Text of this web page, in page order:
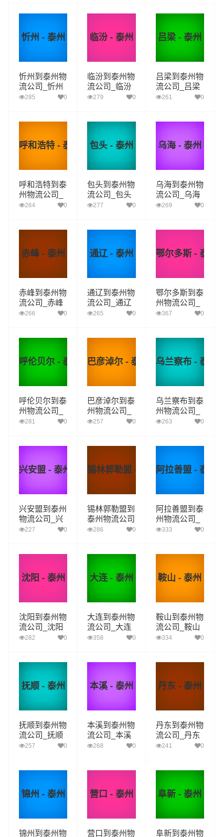
忻州 - 泰州
忻州到泰州物
流公司_忻州
到泰州货运_
285 0
临汾 - 泰州
临汾到泰州物
流公司_临汾
到泰州货运_
279 0
吕梁 - 泰州
吕梁到泰州物
流公司_吕梁
到泰州货运_
261 0
呼和浩特 - 泰州
呼和浩特到泰
州物流公司_
呼和浩特到泰
264 0
包头 - 泰州
包头到泰州物
流公司_包头
到泰州货运_
277 0
乌海 - 泰州
乌海到泰州物
流公司_乌海
到泰州货运_
269 0
赤峰 - 泰州
赤峰到泰州物
流公司_赤峰
到泰州货运_
266 0
通辽 - 泰州
通辽到泰州物
流公司_通辽
到泰州货运_
265 0
鄂尔多斯 - 泰州
鄂尔多斯到泰
州物流公司_
鄂尔多斯到泰
367 0
呼伦贝尔 - 泰州
呼伦贝尔到泰
州物流公司_
呼伦贝尔到泰
281 0
巴彦淖尔 - 泰州
巴彦淖尔到泰
州物流公司_
巴彦淖尔到泰
257 0
乌兰察布 - 泰州
乌兰察布到泰
州物流公司_
乌兰察布到泰
263 0
兴安盟 - 泰州
兴安盟到泰州
物流公司_兴
安盟到泰州货
227 0
锡林郭勒盟 - 泰州
锡林郭勒盟到
泰州物流公司
_锡林郭勒盟
286 0
阿拉善盟 - 泰州
阿拉善盟到泰
州物流公司_
阿拉善盟到泰
333 0
沈阳 - 泰州
沈阳到泰州物
流公司_沈阳
到泰州货运_
282 0
大连 - 泰州
大连到泰州物
流公司_大连
到泰州货运_
358 0
鞍山 - 泰州
鞍山到泰州物
流公司_鞍山
到泰州货运_
334 0
抚顺 - 泰州
抚顺到泰州物
流公司_抚顺
到泰州货运_
257 0
本溪 - 泰州
本溪到泰州物
流公司_本溪
到泰州货运_
268 0
丹东 - 泰州
丹东到泰州物
流公司_丹东
到泰州货运_
241 0
锦州 - 泰州
锦州到泰州物
营口 - 泰州
营口到泰州物
阜新 - 泰州
阜新到泰州物